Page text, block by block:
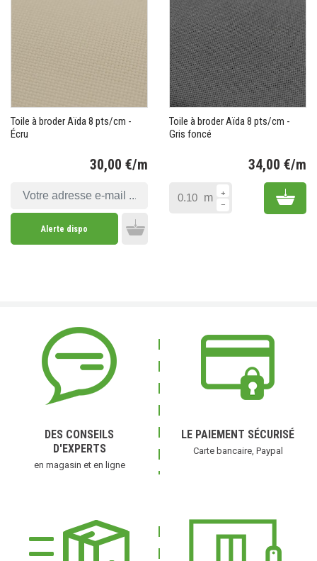
Toile à broder Aïda 8 pts/cm -
Écru
30,00 €/m
Alerte dispo
Toile à broder Aïda 8 pts/cm -
Gris foncé
34,00 €/m
m Add
DES CONSEILS
D'EXPERTS
en magasin et en ligne
LE PAIEMENT SÉCURISÉ
Carte bancaire, Paypal